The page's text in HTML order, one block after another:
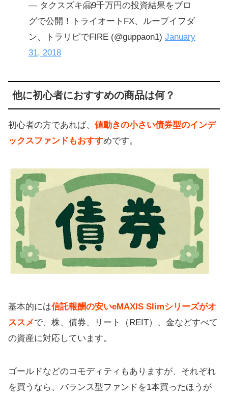
— タクスズキ🤗9千万円の投資結果をブロ
グで公開！トライオートFX、ループイフダ
ン、トラリピでFIRE (@guppaon1) January
31, 2018
他に初心者におすすめの商品は何？
初心者の方であれば、 値動きの小さい債券型のインデ
ックスファンドもおすすめです。
基本的には信託報酬の安いeMAXIS Slimシリーズがオ
ススメで、株、債券、リート（REIT）、金などすべて
の資産に対応しています。
ゴールドなどのコモディティもありますが、それぞれ
を買うなら、バランス型ファンドを1本買ったほうが